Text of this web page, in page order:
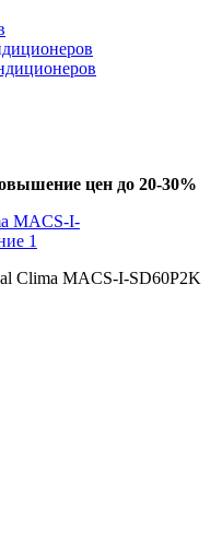
цен до 20-30%
Clima MACS-I-SD60P2K